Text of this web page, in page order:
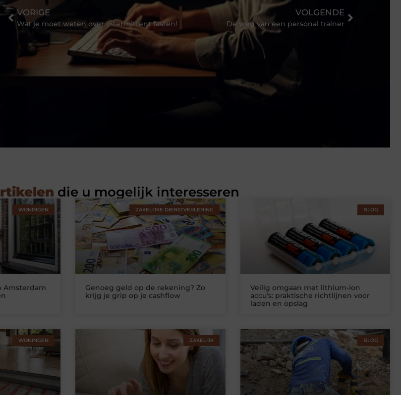
VORIGE
Wat je moet weten over intermittent fasten!
VOLGENDE
De weg van een personal trainer
die u mogelijk interesseren
WONINGEN
Amsterdam
ZAKELIJKE DIENSTVERLENING
Genoeg geld op de rekening? Zo
krijg je grip op je cashflow
BLOG
Veilig omgaan met lithium-ion
accu's: praktische richtlijnen voor
laden en opslag
WONINGEN ZAKELIJK BLOG